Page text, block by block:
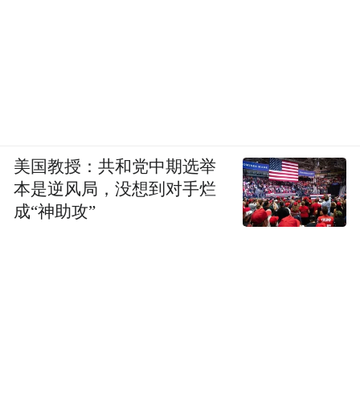
美国教授：共和党中期选举
本是逆风局，没想到对手烂
成“神助攻”